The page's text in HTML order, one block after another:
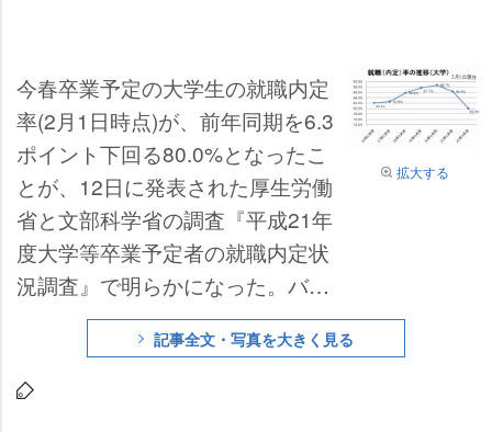
拡大する
今春卒業予定の大学生の就職内定
率(2月1日時点)が、前年同期を6.3
ポイント下回る80.0%となったこ
とが、12日に発表された厚生労働
省と文部科学省の調査『平成21年
度大学等卒業予定者の就職内定状
況調査』で明らかになった。バブ
ル崩壊後の就職氷河期でもっとも
低い内定率となった81.6%をも下
回っており、1996年より行われて
記事全文・写真を大きく見る